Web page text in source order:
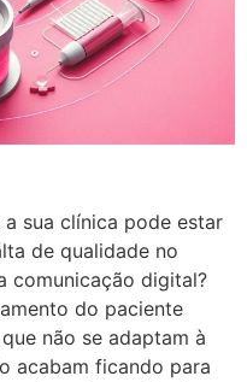
sua clínica pode estar
de qualidade no
comunicação digital?
do paciente
não se adaptam à
acabam ficando para